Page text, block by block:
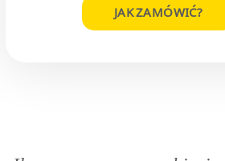
JAK ZAMÓWIĆ?